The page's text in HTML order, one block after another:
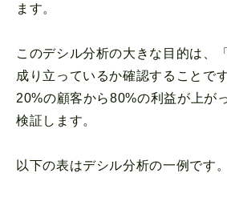
ます。
このデシル分析の大きな目的は、
成り立っているか確認することで
20%の顧客から80%の利益が上が
検証します。
以下の表はデシル分析の一例です。